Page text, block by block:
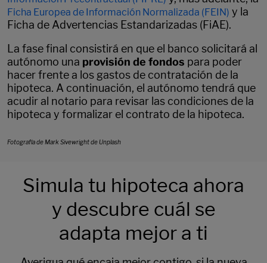
Ficha Europea de Información Normalizada (FEIN) y la
Ficha de Advertencias Estandarizadas (FiAE).
La fase final consistirá en que el banco solicitará al
autónomo una provisión de fondos para poder
hacer frente a los gastos de contratación de la
hipoteca. A continuación, el autónomo tendrá que
acudir al notario para revisar las condiciones de la
hipoteca y formalizar el contrato de la hipoteca.
Fotografía de Mark Sivewright de Unplash
Simula tu hipoteca ahora
y descubre cuál se
adapta mejor a ti